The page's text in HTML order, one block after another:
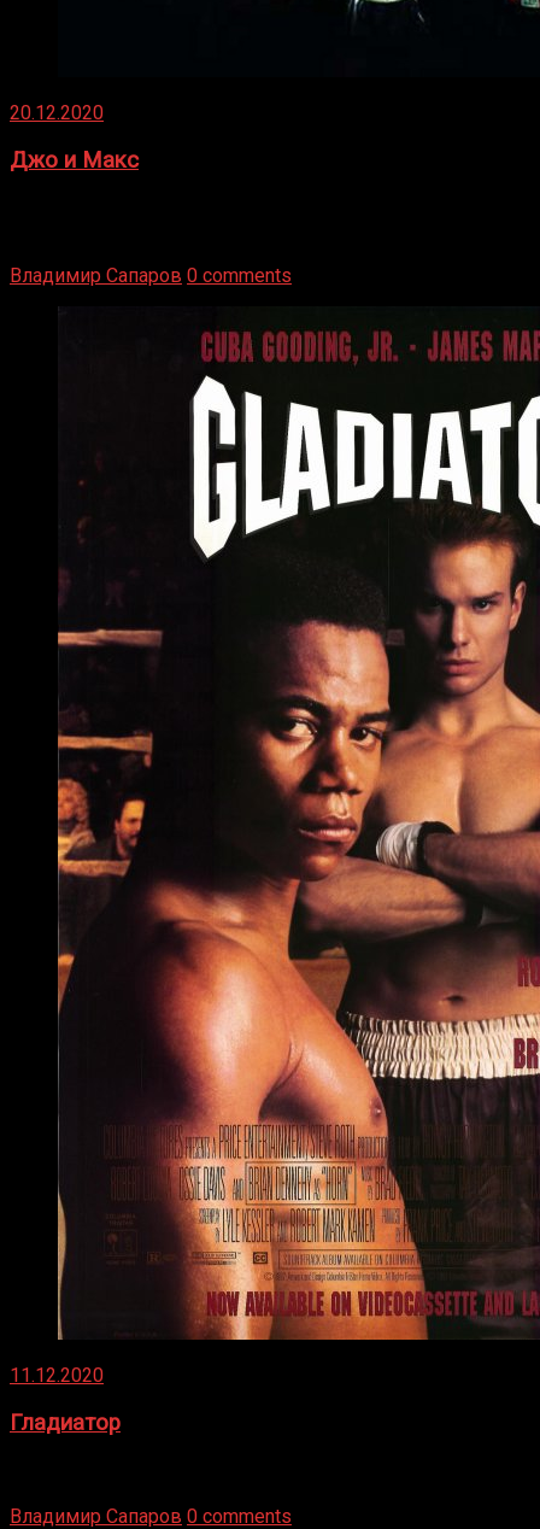
20.12.2020
Джо и Макс
Владимир Сапаров 0 comments
11.12.2020
Гладиатор
Владимир Сапаров 0 comments